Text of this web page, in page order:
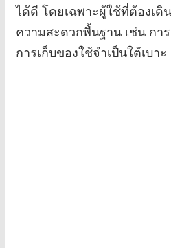
ได้ดี โดยเฉพาะผู้ใช้ที่ต้องเ
ความสะดวกพื้นฐาน เช่น กา
การเก็บของใช้จำเป็นใต้เบาะ